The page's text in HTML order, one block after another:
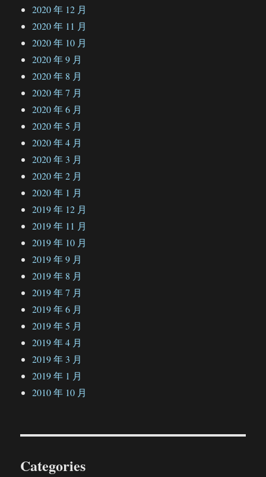
2020 年 12 月
2020 年 11 月
2020 年 10 月
2020 年 9 月
2020 年 8 月
2020 年 7 月
2020 年 6 月
2020 年 5 月
2020 年 4 月
2020 年 3 月
2020 年 2 月
2020 年 1 月
2019 年 12 月
2019 年 11 月
2019 年 10 月
2019 年 9 月
2019 年 8 月
2019 年 7 月
2019 年 6 月
2019 年 5 月
2019 年 4 月
2019 年 3 月
2019 年 1 月
2010 年 10 月
Categories